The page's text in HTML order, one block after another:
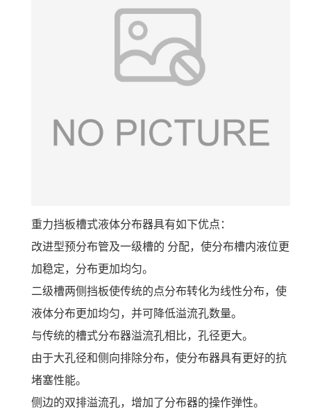
重力挡板槽式液体分布器具有如下优点：
改进型预分布管及一级槽的 分配，使分布槽内液位更
加稳定，分布更加均匀。
二级槽两侧挡板使传统的点分布转化为线性分布，使
液体分布更加均匀，并可降低溢流孔数量。
与传统的槽式分布器溢流孔相比，孔径更大。
由于大孔径和侧向排除分布，使分布器具有更好的抗
堵塞性能。
侧边的双排溢流孔，增加了分布器的操作弹性。